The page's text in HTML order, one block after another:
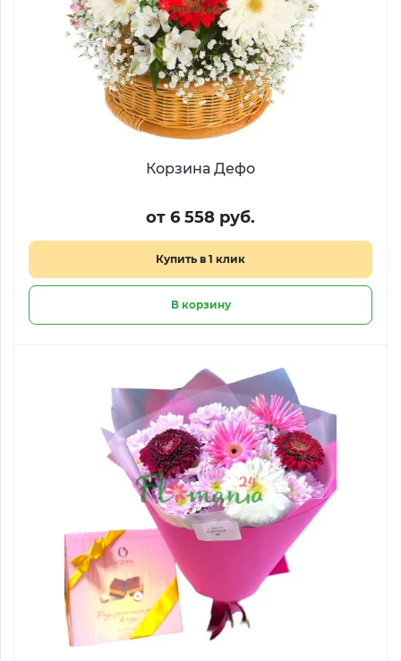
Корзина Дефо
от 6 558 руб.
Купить в 1 клик
В корзину